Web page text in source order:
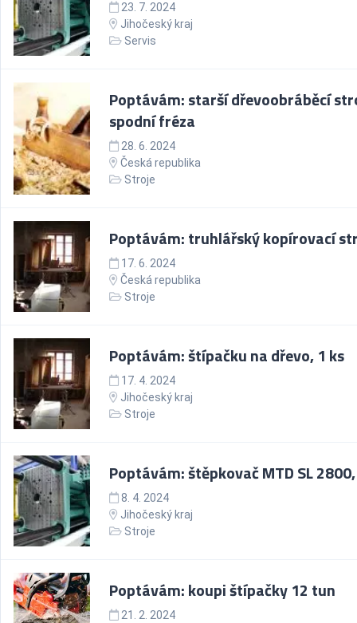
23. 7. 2024
Jihočeský kraj
Servis
Poptávám: starší dřevoobráběcí
spodní fréza
28. 6. 2024
Česká republika
Stroje
Poptávám: truhlářský kopírovací
17. 6. 2024
Česká republika
Stroje
Poptávám: štípačku na dřevo, 1 ks
17. 4. 2024
Jihočeský kraj
Stroje
Poptávám: štěpkovač MTD SL
8. 4. 2024
Jihočeský kraj
Stroje
Poptávám: koupi štípačky 12 tun
21. 2. 2024